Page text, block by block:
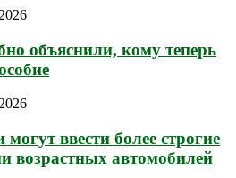
объяснили, кому теперь
ввести более строгие
возрастных автомобилей